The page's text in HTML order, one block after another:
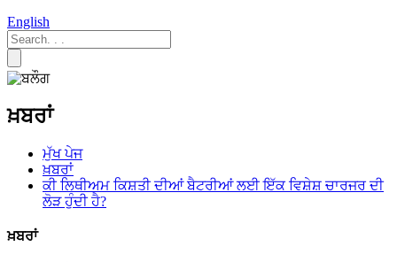
English
ਖ਼ਬਰਾਂ
ਮੁੱਖ ਪੇਜ
ਖ਼ਬਰਾਂ
ਕੀ ਲਿਥੀਅਮ ਕਿਸ਼ਤੀ ਦੀਆਂ ਬੈਟਰੀਆਂ ਲਈ ਇੱਕ ਵਿਸ਼ੇਸ਼ ਚਾਰਜਰ ਦੀ
ਲੋੜ ਹੁੰਦੀ ਹੈ?
ਖ਼ਬਰਾਂ